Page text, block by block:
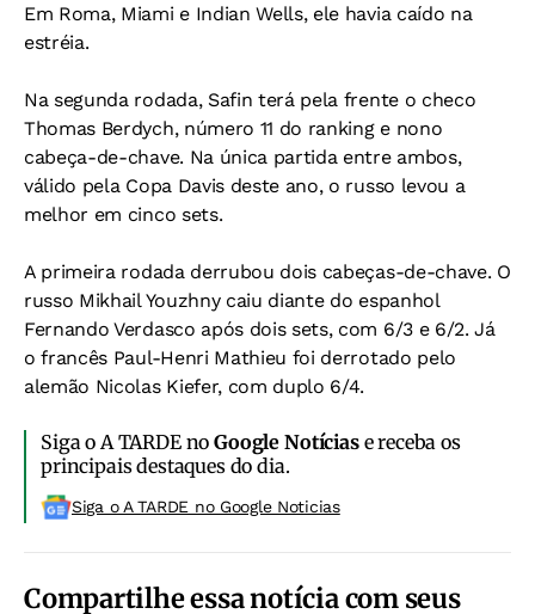
Em Roma, Miami e Indian Wells, ele havia caído na
estréia.
Na segunda rodada, Safin terá pela frente o checo
Thomas Berdych, número 11 do ranking e nono
cabeça-de-chave. Na única partida entre ambos,
válido pela Copa Davis deste ano, o russo levou a
melhor em cinco sets.
A primeira rodada derrubou dois cabeças-de-chave. O
russo Mikhail Youzhny caiu diante do espanhol
Fernando Verdasco após dois sets, com 6/3 e 6/2. Já
o francês Paul-Henri Mathieu foi derrotado pelo
alemão Nicolas Kiefer, com duplo 6/4.
Siga o A TARDE noGoogle Notíciase receba os
principais destaques do dia.
Siga o A TARDE no Google Noticias
Compartilhe essa notícia com seus